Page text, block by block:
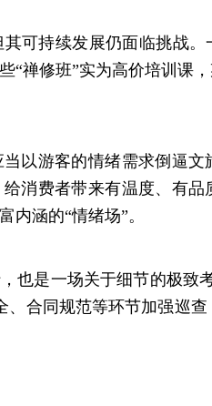
可持续发展仍面临挑战。
“禅修班”实为高价培训课
以游客的情绪需求倒逼
消费者带来有温度、有
内涵的“情绪场”。
也是一场关于细节的极致
、合同规范等环节加强巡